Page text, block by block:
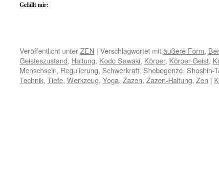
Gefällt mir:
Veröffentlicht unterZEN | Verschlagwortet mitäußere Form,
Geisteszustand, Haltung, Kodo Sawaki, Körper, Körper-Geist,
Menschsein, Regulierung, Schwerkraft, Shobogenzo, Shoshin-
Technik, Tiefe, Werkzeug, Yoga, Zazen, Zazen-Haltung, Zen |